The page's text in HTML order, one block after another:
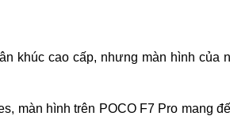
khúc cao cấp, nhưng màn hình của
màn hình trên POCO F7 Pro mang